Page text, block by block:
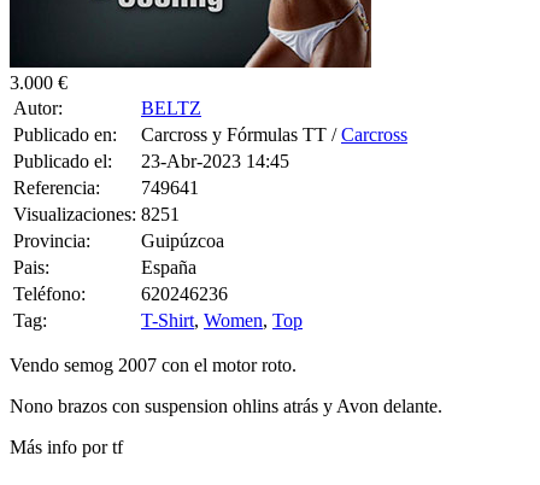
Vendo semog 2007 con el motor roto.
Nono brazos con suspension ohlins atrás y Avon delante.
Más info por tf
4 CONSULTAS RECIBIDAS.
HACER UNA PREGUNTA
BELTZ el 23-Abr-2023 14:45
<p>Vendo semog 2007 con el motor roto.</p><p>Nono brazos con
suspension ohlins atrás y Avon delante.</p><p>Más info por tf</p>
TUCHO3
Disponible
13937298B el 24-Sep-2023 09:32
buenas sigue en venta ?